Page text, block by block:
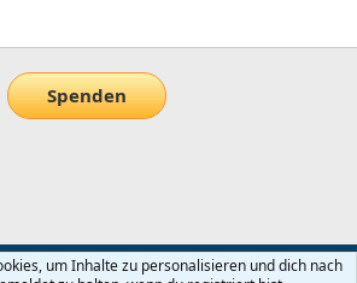
Spenden
um Inhalte zu personalisieren und dich nach